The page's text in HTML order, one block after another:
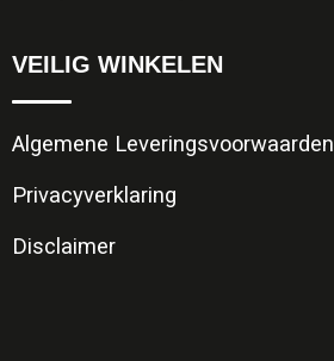
VEILIG WINKELEN
Algemene Leveringsvoorwaarden
Privacyverklaring
Disclaimer